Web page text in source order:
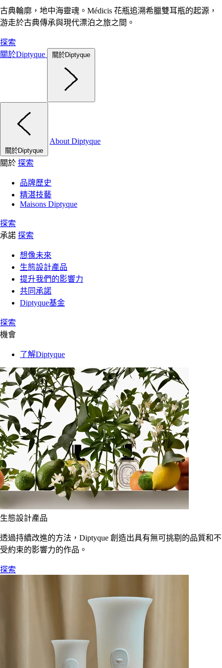
古典輪廓，地中海靈魂。Médicis 花瓶追溯希臘雙耳瓶的起源，
游走於古典傳承與現代漂泊之旅之間。
探索
關於Diptyque
關於Diptyque
關於Diptyque
About Diptyque
關於 探索
品牌歷史
精湛技藝
Maisons Diptyque
探索
承諾 探索
想像未來
生態設計產品
提升我們的影響力
共同承諾
Diptyque基金
探索
機會
了解Diptyque
生態設計產品
透過持續改進的方法，Diptyque 創造出具有無可挑剔的品質和不
受約束的影響力的作品。
探索